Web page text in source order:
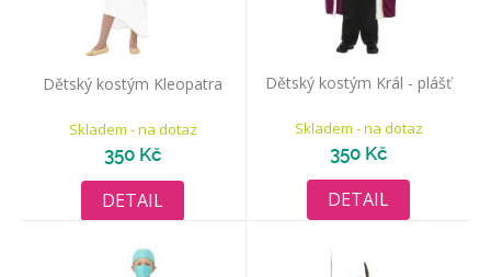
Dětský kostým Kleopatra
Skladem - na dotaz
350 Kč
DETAIL
Dětský kostým Král - plášť
Skladem - na dotaz
350 Kč
DETAIL